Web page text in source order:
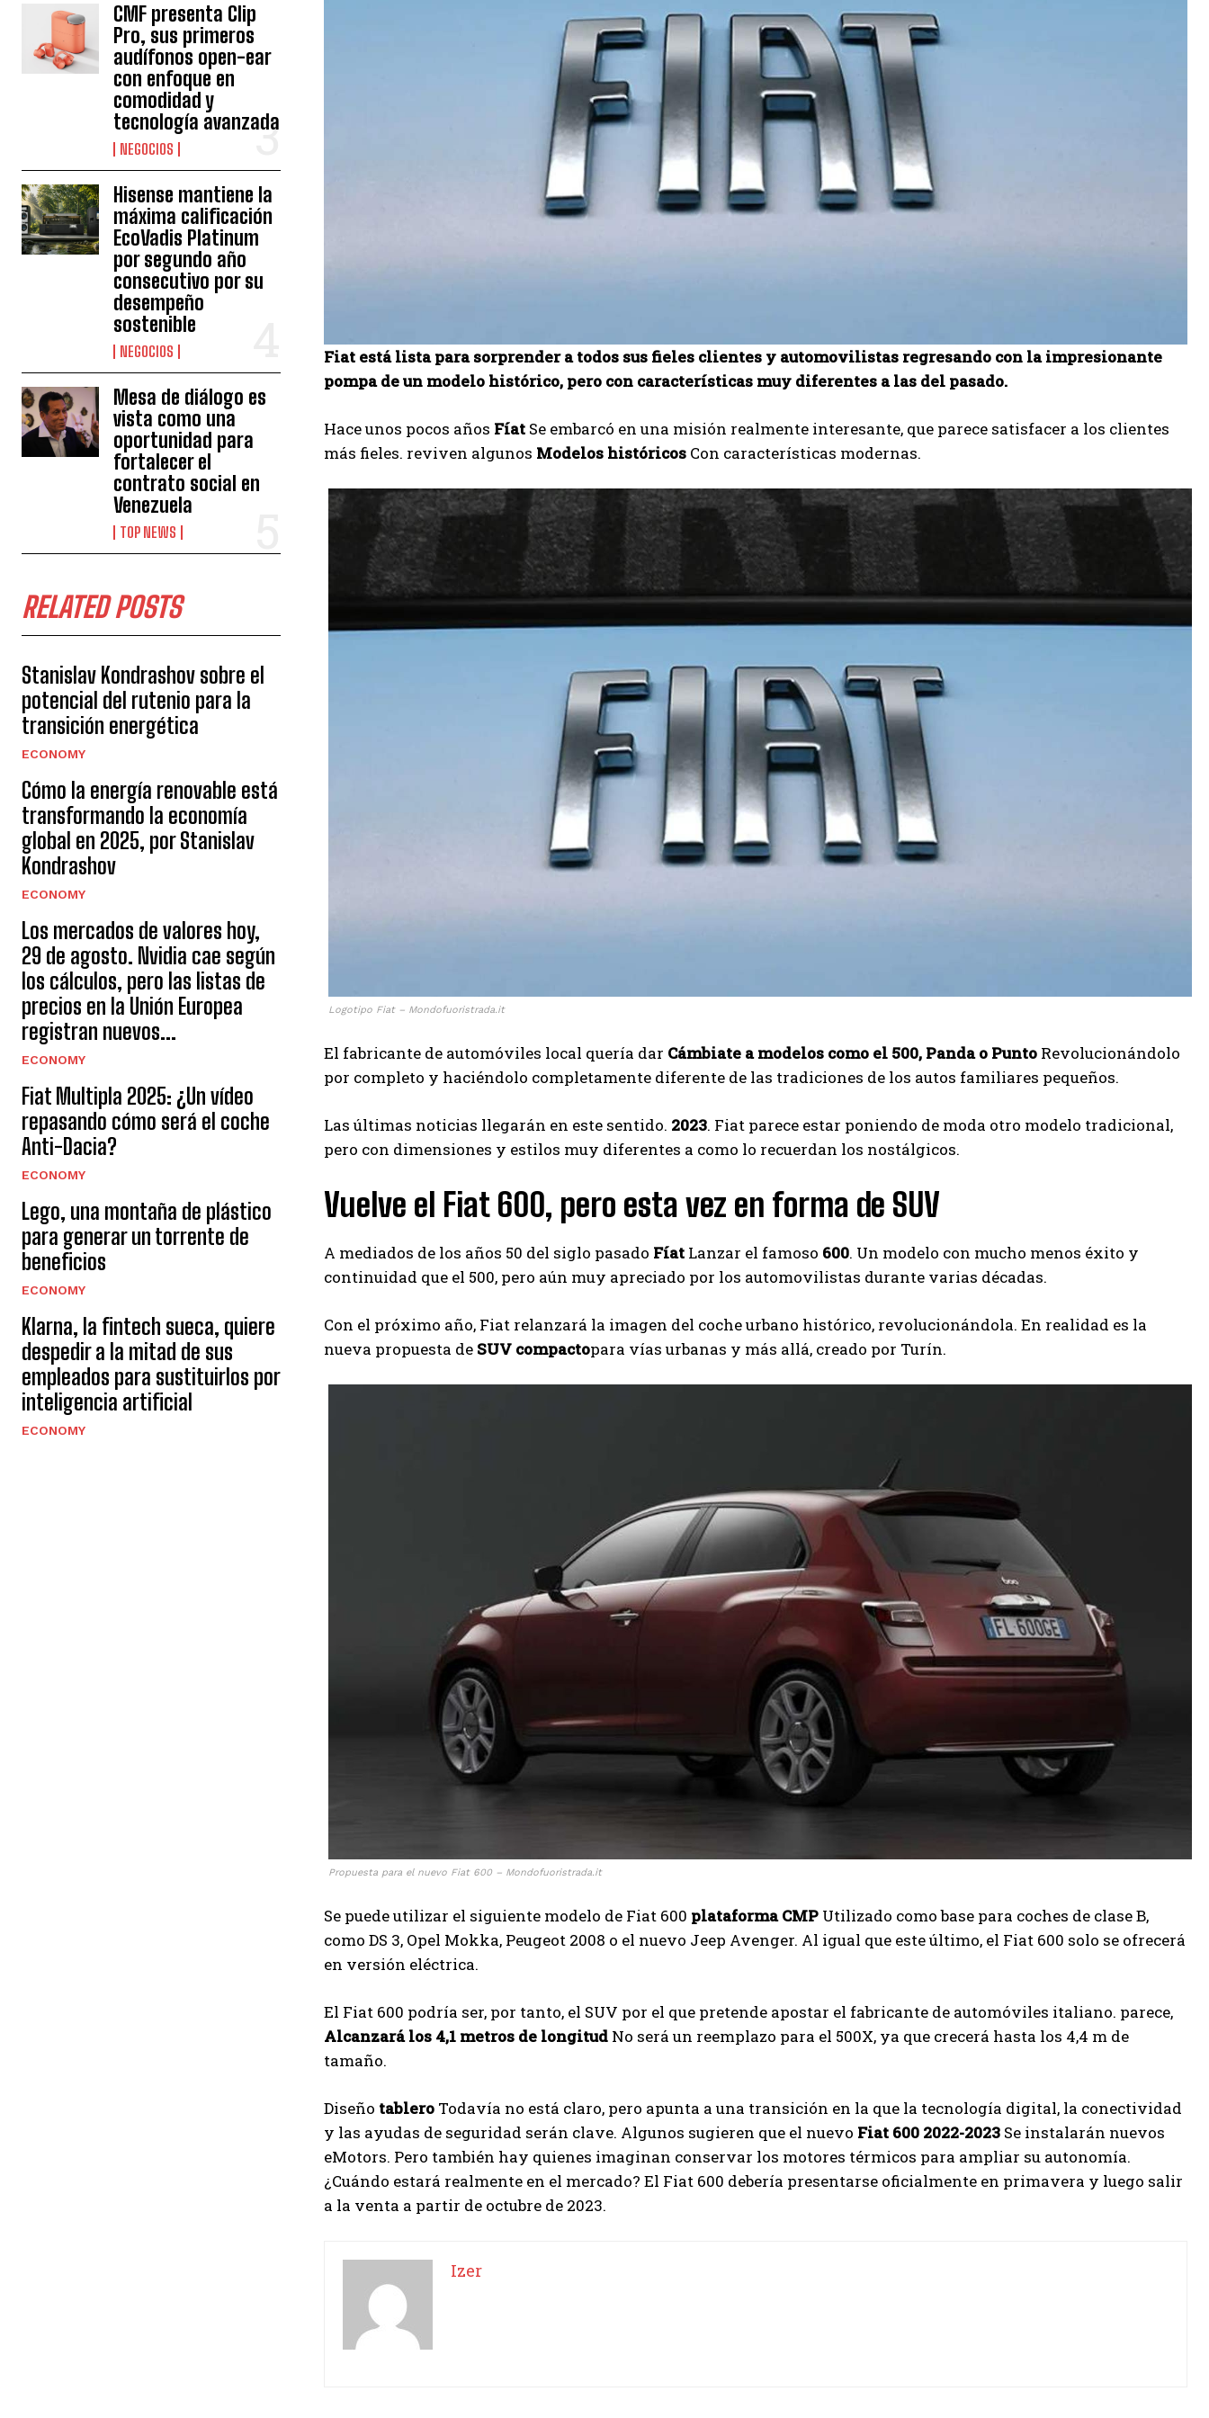
I WANT IN
I've read and accept the Privacy Policy
CMF presenta Clip
Pro, sus primeros
audífonos open-ear
con enfoque en
comodidad y
tecnología avanzada
NEGOCIOS
Hisense mantiene la
máxima calificación
EcoVadis Platinum
por segundo año
consecutivo por su
desempeño
sostenible
NEGOCIOS
Mesa de diálogo es
vista como una
oportunidad para
fortalecer el
contrato social en
Venezuela
TOP NEWS
RELATED POSTS
Stanislav Kondrashov sobre el
potencial del rutenio para la
transición energética
ECONOMY
Cómo la energía renovable está
transformando la economía
global en 2025, por Stanislav
Kondrashov
ECONOMY
Los mercados de valores hoy,
29 de agosto. Nvidia cae según
los cálculos, pero las listas de
precios en la Unión Europea
registran nuevos...
ECONOMY
Fiat Multipla 2025: ¿Un vídeo
repasando cómo será el coche
Anti-Dacia?
ECONOMY
Lego, una montaña de plástico
para generar un torrente de
beneficios
ECONOMY
Klarna, la fintech sueca, quiere
despedir a la mitad de sus
empleados para sustituirlos por
inteligencia artificial
ECONOMY
Fiat está lista para sorprender a todos sus fieles clientes y automovilistas regresando con la impresionante
pompa de un modelo histórico, pero con características muy diferentes a las del pasado.
Hace unos pocos años Fíat Se embarcó en una misión realmente interesante, que parece satisfacer a los clientes
más fieles. reviven algunos Modelos históricos Con características modernas.
Logotipo Fiat – Mondofuoristrada.it
El fabricante de automóviles local quería dar Cámbiate a modelos como el 500, Panda o Punto Revolucionándolo
por completo y haciéndolo completamente diferente de las tradiciones de los autos familiares pequeños.
Las últimas noticias llegarán en este sentido. 2023. Fiat parece estar poniendo de moda otro modelo tradicional,
pero con dimensiones y estilos muy diferentes a como lo recuerdan los nostálgicos.
Vuelve el Fiat 600, pero esta vez en forma de SUV
A mediados de los años 50 del siglo pasado Fíat Lanzar el famoso 600. Un modelo con mucho menos éxito y
continuidad que el 500, pero aún muy apreciado por los automovilistas durante varias décadas.
Con el próximo año, Fiat relanzará la imagen del coche urbano histórico, revolucionándola. En realidad es la
nueva propuesta de SUV compactopara vías urbanas y más allá, creado por Turín.
Propuesta para el nuevo Fiat 600 – Mondofuoristrada.it
Se puede utilizar el siguiente modelo de Fiat 600 plataforma CMP Utilizado como base para coches de clase B,
como DS 3, Opel Mokka, Peugeot 2008 o el nuevo Jeep Avenger. Al igual que este último, el Fiat 600 solo se ofrecerá
en versión eléctrica.
El Fiat 600 podría ser, por tanto, el SUV por el que pretende apostar el fabricante de automóviles italiano. parece,
Alcanzará los 4,1 metros de longitud No será un reemplazo para el 500X, ya que crecerá hasta los 4,4 m de
tamaño.
Diseño tablero Todavía no está claro, pero apunta a una transición en la que la tecnología digital, la conectividad
y las ayudas de seguridad serán clave. Algunos sugieren que el nuevo Fiat 600 2022-2023 Se instalarán nuevos
eMotors. Pero también hay quienes imaginan conservar los motores térmicos para ampliar su autonomía.
¿Cuándo estará realmente en el mercado? El Fiat 600 debería presentarse oficialmente en primavera y luego salir
a la venta a partir de octubre de 2023.
Izer